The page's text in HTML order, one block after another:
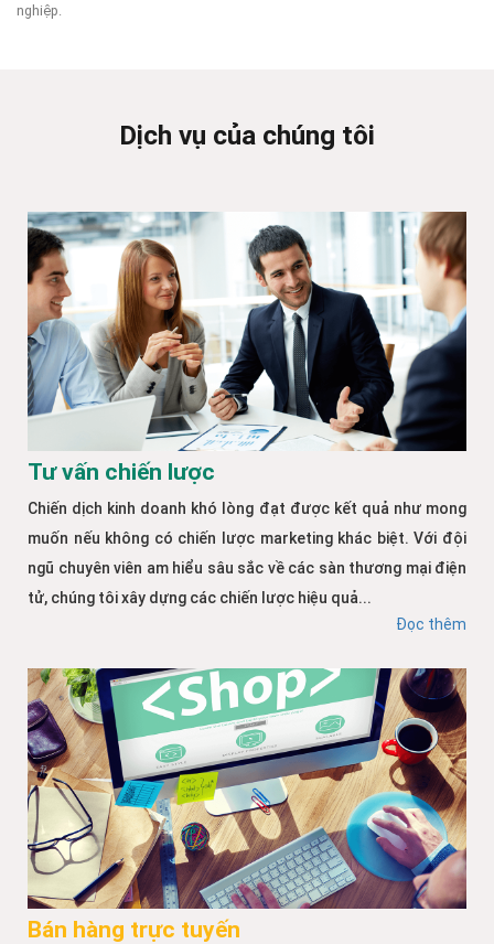
nghiệp.
Dịch vụ của chúng tôi
Tư vấn chiến lược
Chiến dịch kinh doanh khó lòng đạt được kết quả như mong
muốn nếu không có chiến lược marketing khác biệt. Với đội
ngũ chuyên viên am hiểu sâu sắc về các sàn thương mại điện
tử, chúng tôi xây dựng các chiến lược hiệu quả...
Đọc thêm
Bán hàng trực tuyến